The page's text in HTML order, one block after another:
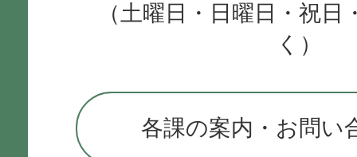
（土曜日・日曜日・祝日
く）
各課の案内・お問い